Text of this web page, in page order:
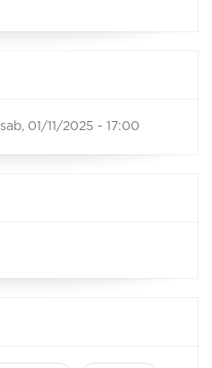
sab, 01/11/2025 - 17:00